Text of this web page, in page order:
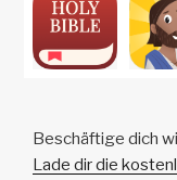
Beschäftige dich
Lade dir die